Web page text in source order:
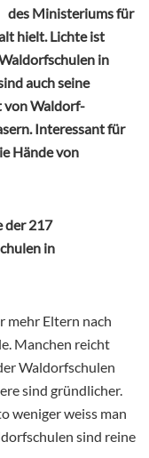
des Ministeriums für
hielt. Lichte ist
in
auch seine
von Waldorf-
Interessant für
Hände von
der 217
in
mehr Eltern nach
Manchen reicht
Waldorfschulen
sind gründlicher.
weniger weiss man
sind reine